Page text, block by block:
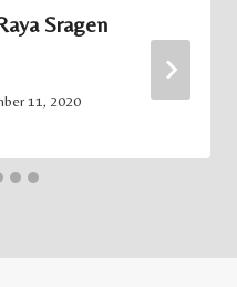
Sragen
11, 2020